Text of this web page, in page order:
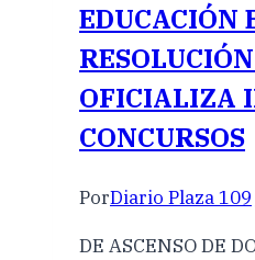
EDUCACIÓN
OFICIALIZA
CONCURSOS
PorDiario Plaza 109
DE ASCENSO DE